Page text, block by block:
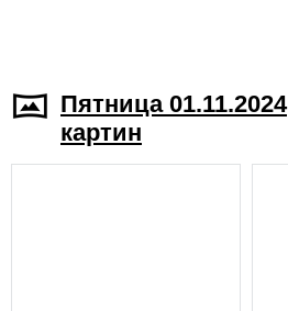
Пятница 01.11.2024
картин